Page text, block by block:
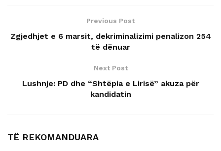
Previous Post
Zgjedhjet e 6 marsit, dekriminalizimi penalizon 254
të dënuar
Next Post
Lushnje: PD dhe “Shtëpia e Lirisë” akuza për
kandidatin
TË REKOMANDUARA